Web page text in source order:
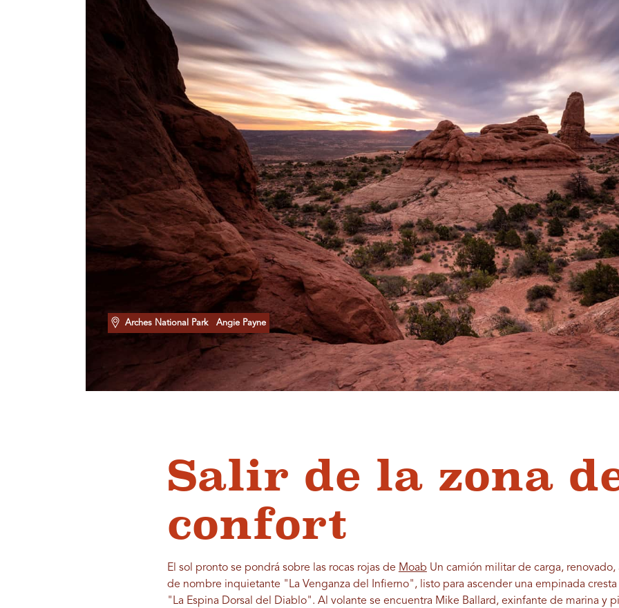
Arches National Park Angie Payne
Salir de la zona
confort
El sol pronto se pondrá sobre las rocas rojas de Moab Un camión militar de carga,
de nombre inquietante "La Venganza del Infierno", listo para ascender una empinada
"La Espina Dorsal del Diablo". Al volante se encuentra Mike Ballard, exinfante de marina y